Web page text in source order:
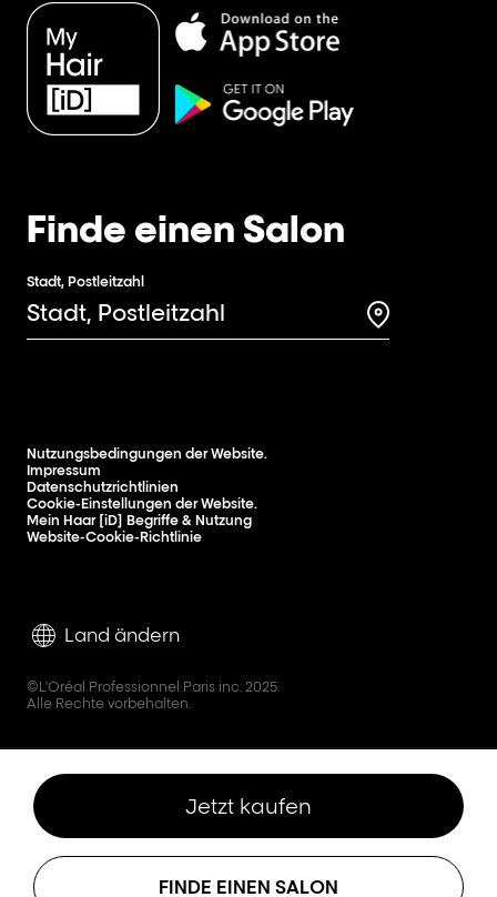
Jetzt kaufen
FINDE EINEN SALON
Finde einen Salon
Stadt, Postleitzahl
Search for a
Land ändern
©L'Oréal Professionnel Paris inc. 2025.
Alle Rechte vorbehalten.
Nutzungsbedingungen der Website.
Impressum
Datenschutzrichtlinien
Cookie-Einstellungen der Website.
Mein Haar [iD] Begriffe & Nutzung
Website-Cookie-Richtlinie